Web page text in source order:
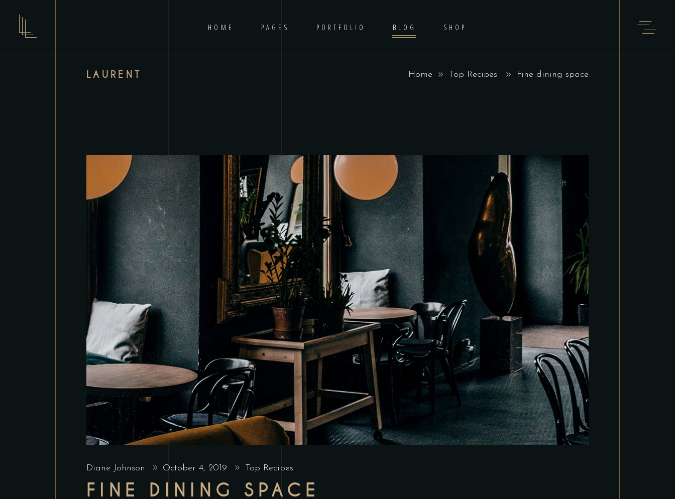
HOME PAGES PORTFOLIO BLOG SHOP
LAURENT Home Top Recipes Fine dining space
Diane Johnson October 4, 2019 Top Recipes
FINE DINING SPACE